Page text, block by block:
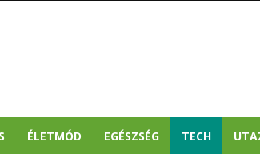
ÉLETMÓD EGÉSZSÉG TECH